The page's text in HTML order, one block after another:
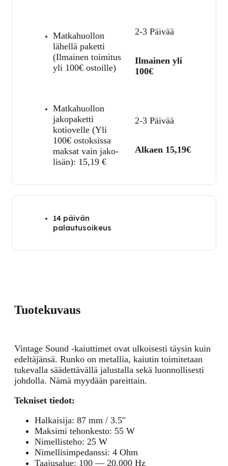
Matkahuollon
lähellä paketti
(Ilmainen toimitus
yli 100€ ostoille)
2-3 Päivää
Ilmainen yli
100€
Matkahuollon
jakopaketti
kotiovelle (Yli
100€ ostoksissa
maksat vain jako-
lisän): 15,19 €
2-3 Päivää
Alkaen 15,19€
14 päivän
palautusoikeus
Tuotekuvaus
Vintage Sound -kaiuttimet ovat ulkoisesti täysin kuin
edeltäjänsä. Runko on metallia, kaiutin toimitetaan
tukevalla säädettävällä jalustalla sekä luonnollisesti
johdolla. Nämä myydään pareittain.
Tekniset tiedot:
Halkaisija: 87 mm / 3.5″
Maksimi tehonkesto: 55 W
Nimellisteho: 25 W
Nimellisimpedanssi: 4 Ohm
Taajusalue: 100 — 20.000 Hz